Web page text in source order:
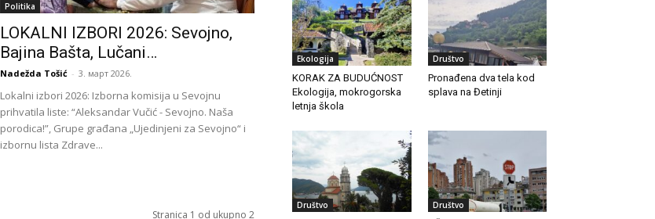
Politika
LOKALNI IZBORI 2026: Sevojno,
Bajina Bašta, Lučani…
Nadežda Tošić - 3. март 2026.
Lokalni izbori 2026: Izborna komisija u Sevojnu
prihvatila liste: “Aleksandar Vučić - Sevojno. Naša
porodica!”, Grupe građana „Ujedinjeni za Sevojno“ i
izbornu lista Zdrave...
Stranica 1 od ukupno 2
Ekologija
KORAK ZA BUDUĆNOST
Ekologija, mokrogorska
letnja škola
Društvo
Pronađena dva tela kod
splava na Đetinji
Društvo Društvo